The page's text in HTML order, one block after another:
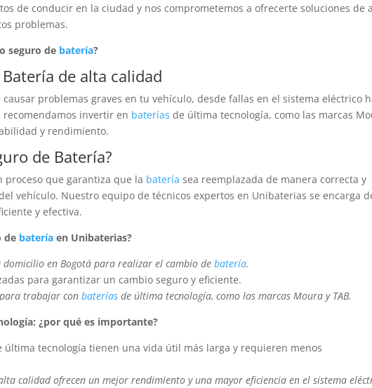
de conducir en la ciudad y nos comprometemos a ofrecerte soluciones de
problemas.
seguro de batería?
Batería de alta calidad
problemas graves en tu vehículo, desde fallas en el sistema eléctrico
invertir en baterías de última tecnología, como las marcas
y rendimiento.
de Batería?
proceso que garantiza que la batería sea reemplazada de manera correcta y
vehículo. Nuestro equipo de técnicos expertos en Unibaterias se encarga
y efectiva.
de batería en Unibaterias?
domicilio en Bogotá para realizar el cambio debatería.
para garantizar un cambio seguro y eficiente.
para trabajar conbaterías de última tecnología, como las marcas Moura y TAB.
¿por qué es importante?
última tecnología tienen una vida útil más larga y requieren menos
calidad ofrecen un mejor rendimiento y una mayor eficiencia en el sistema